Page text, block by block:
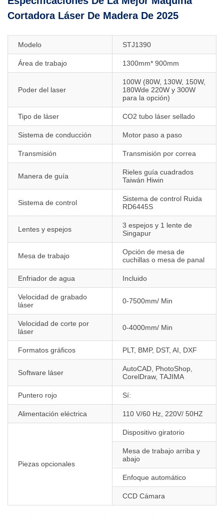
Cortadora Láser De Madera De 2025
Modelo STJ1390
Área de trabajo 1300mm* 900mm
Poder del laser
100W (80W, 130W, 150W,
180Wde 220W y 300W
para la opción)
Tipo de láser CO2 tubo láser sellado
Sistema de conducción Motor paso a paso
Transmisión Transmisión por correa
Manera de guía
Rieles guía cuadrados
Taiwán Hiwin
Sistema de control
Sistema de control Ruida
RD6445S
Lentes y espejos
3 espejos y 1 lente de
Singapur
Mesa de trabajo
Opción de mesa de
cuchillas o mesa de panal
Enfriador de agua Incluido
Velocidad de grabado
láser
0-7500mm/ Min
Velocidad de corte por
láser
0-4000mm/ Min
Formatos gráficos PLT, BMP, DST, AI, DXF
Software láser
AutoCAD, PhotoShop,
CorelDraw, TAJIMA
Puntero rojo Sí:
Alimentación eléctrica 110 V/60 Hz, 220V/ 50HZ
Piezas opcionales
Dispositivo giratorio
Mesa de trabajo arriba y
abajo
Enfoque automático
CCD Cámara